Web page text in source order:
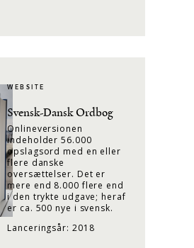
WEBSITE
Svensk-Dansk Ordbog
Onlineversionen
indeholder 56.000
opslagsord med en eller
flere danske
oversættelser. Det er
mere end 8.000 flere end
i den trykte udgave; heraf
er ca. 500 nye i svensk.
Lanceringsår: 2018